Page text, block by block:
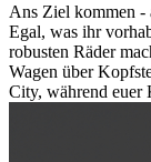
Ans Ziel kommen -
Egal, was ihr
robusten Räder
Wagen über
City, während euer